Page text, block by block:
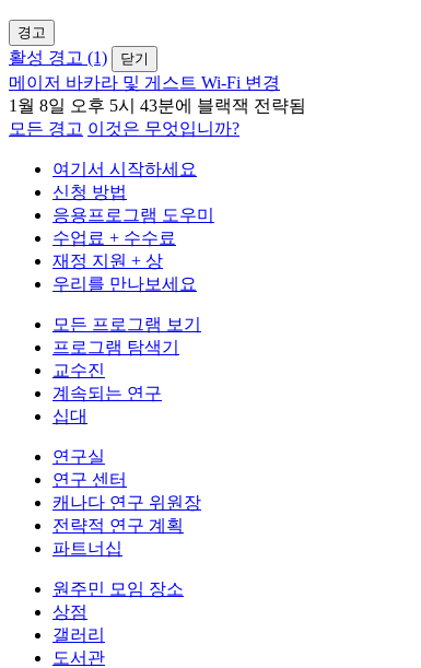
경고
활성 경고 (1) 닫기
메이저 바카라 및 게스트 Wi-Fi 변경
1월 8일 오후 5시 43분에 블랙잭 전략됨
모든 경고 이것은 무엇입니까?
여기서 시작하세요
신청 방법
응용프로그램 도우미
수업료 + 수수료
재정 지원 + 상
우리를 만나보세요
모든 프로그램 보기
프로그램 탐색기
교수진
계속되는 연구
십대
연구실
연구 센터
캐나다 연구 위원장
전략적 연구 계획
파트너십
원주민 모임 장소
상점
갤러리
도서관